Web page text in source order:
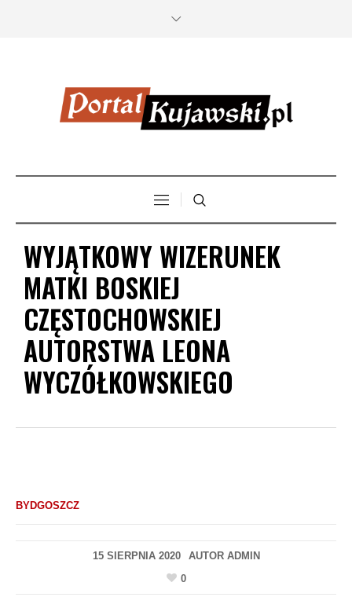
WYJĄTKOWY WIZERUNEK
MATKI BOSKIEJ
CZĘSTOCHOWSKIEJ
AUTORSTWA LEONA
WYCZÓŁKOWSKIEGO
BYDGOSZCZ
15 SIERPNIA 2020 AUTOR ADMIN
0